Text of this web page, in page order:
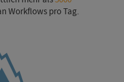
Workflows pro Tag.